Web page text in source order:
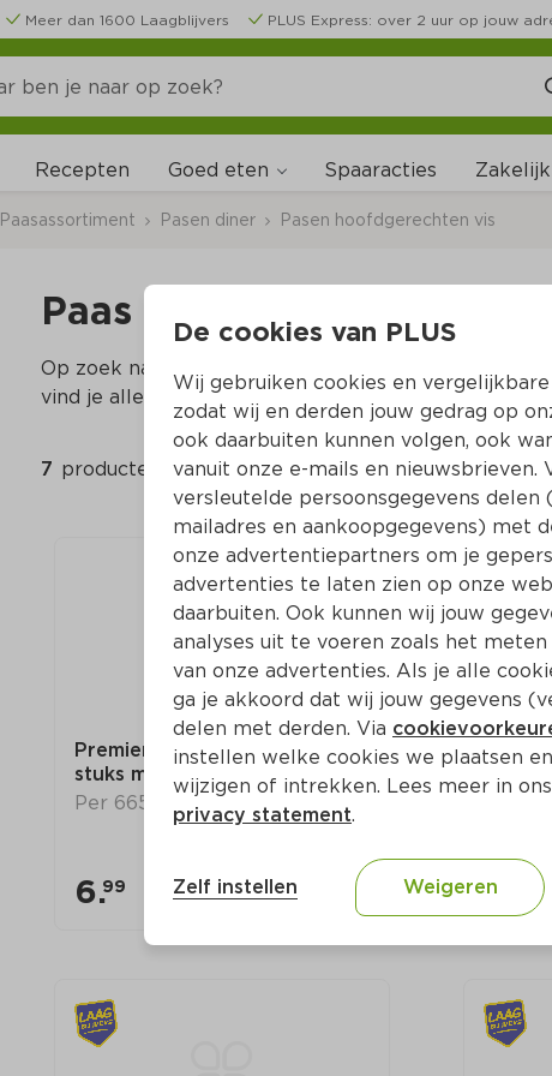
Meer dan 1600 Laagblijvers PLUS Express: over 2 uur op jouw
Recepten Goed eten Spaaracties Zakelijk
Paasassortiment Pasen diner Pasen hoofdgerechten vis
Paas hoofdgerechten met
Op zoek naar vis voor bij je hoofdgerecht tijdens
vind je alles voor een smaakvol paasdiner. Ontdek
7 producten
Premier Zeeuwse oesters 6
stuks met mes
Per 665 g
6.99 0
PLUS
Per
9.
De cookies van PLUS
Wij gebruiken cookies en
zodat wij en derden jouw gedrag op
ook daarbuiten kunnen volgen, ook
vanuit onze e-mails en nieuwsbrieven.
versleutelde persoonsgegevens delen
mailadres en aankoopgegevens) met
onze advertentiepartners om je
advertenties te laten zien op onze
daarbuiten. Ook kunnen wij jouw
analyses uit te voeren zoals het
van onze advertenties. Als je alle
ga je akkoord dat wij jouw gegevens
delen met derden. Via
instellen welke cookies we plaatsen
wijzigen of intrekken. Lees meer in ons
privacy statement.
Zelf instellen Weigeren